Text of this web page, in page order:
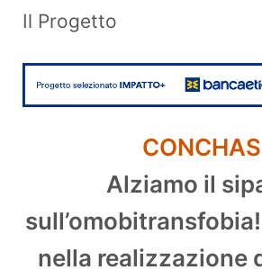
Il Progetto
CONCHAS
Alziamo il
nella realizzazione